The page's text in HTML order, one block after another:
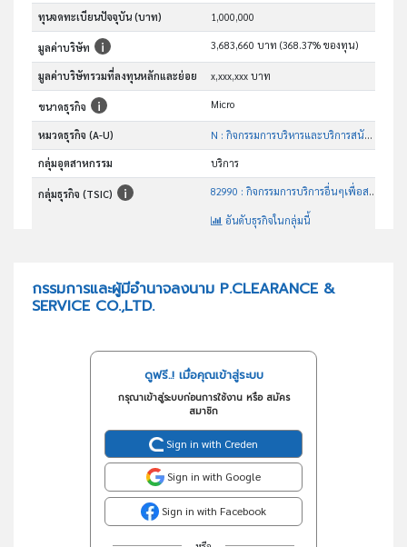
ทุนจดทะเบียนปัจจุบัน (บาท) 1,000,000
มูลค่าบริษัท 3,683,660 บาท (368.37% ของทุน)
มูลค่าบริษัทรวมที่ลงทุนหลักและย่อย x,xxx,xxx บาท
ขนาดธุรกิจ Micro
หมวดธุรกิจ (A-U) N : กิจกรรมการบริหารและบริการสนับสนุน
กลุ่มอุตสาหกรรม บริการ
กลุ่มธุรกิจ (TSIC) 82990 : กิจกรรมการบริการอื่นๆเพื่อสนับสนุนธุรกิจซึ่งมิได้จัดประเภทไว้ ในที่อื่น
อันดับธุรกิจในกลุ่มนี้
กรรมการและผู้มีอำนาจลงนาม P.CLEARANCE &
SERVICE CO.,LTD.
ดูฟรี..! เมื่อคุณเข้าสู่ระบบ
กรุณาเข้าสู่ระบบก่อนการใช้งาน หรือ สมัคร
สมาชิก
Sign in with Creden
Sign in with Google
Sign in with Facebook